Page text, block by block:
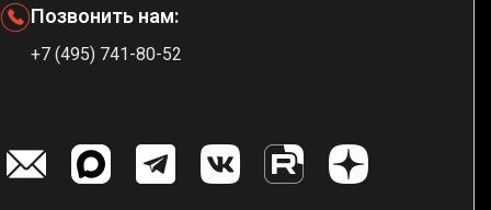
Позвонить нам:
+7 (495) 741-80-52